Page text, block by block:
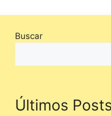
Buscar
Últimos